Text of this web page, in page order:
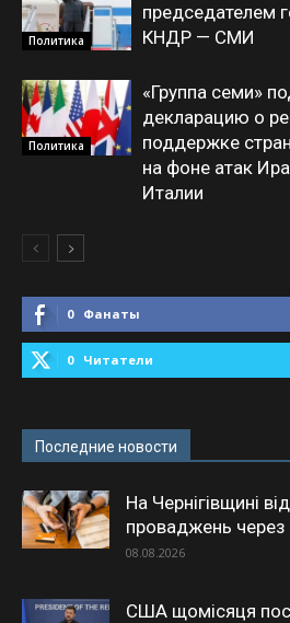
Политика
председателем
КНДР — СМИ
Политика
«Группа семи»
декларацию о
поддержке
на фоне атак
Италии
0 Фанаты
0 Читатели
Последние новости
На Чернігівщині
проваджень через
08.08.2026
США щомісяця